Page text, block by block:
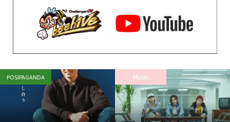
POSIPAGANDA Music